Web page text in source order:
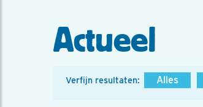
Actueel
Verfijn resultaten: Alles